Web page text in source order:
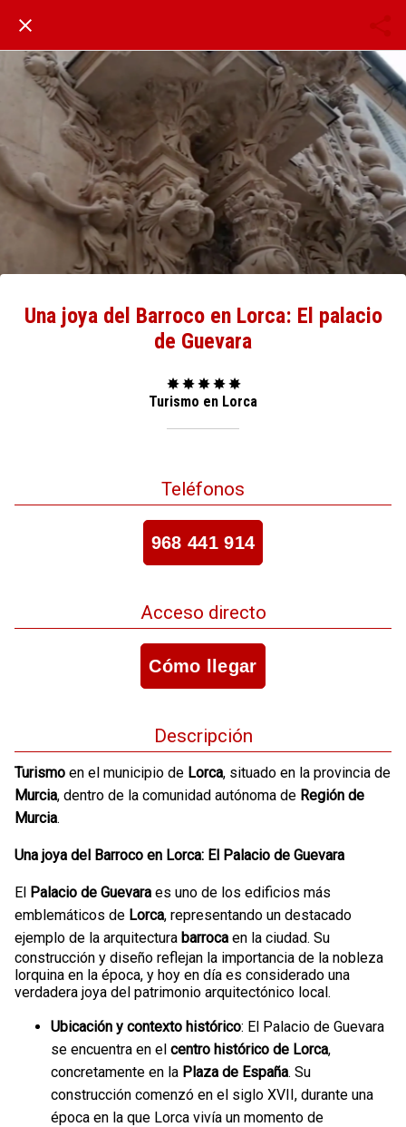
Una joya del Barroco en Lorca: El palacio
de Guevara
✸ ✸ ✸ ✸ ✸
Turismo en Lorca
Teléfonos
968 441 914
Acceso directo
Cómo llegar
Descripción
Turismo en el municipio de Lorca, situado en la provincia de
Murcia, dentro de la comunidad autónoma de Región de
Murcia.
Una joya del Barroco en Lorca: El Palacio de Guevara
El Palacio de Guevara es uno de los edificios más
emblemáticos de Lorca, representando un destacado
ejemplo de la arquitectura barroca en la ciudad. Su
construcción y diseño reflejan la importancia de la nobleza
lorquina en la época, y hoy en día es considerado una
verdadera joya del patrimonio arquitectónico local.
Ubicación y contexto histórico: El Palacio de Guevara
se encuentra en el centro histórico de Lorca,
concretamente en la Plaza de España. Su
construcción comenzó en el siglo XVII, durante una
época en la que Lorca vivía un momento de